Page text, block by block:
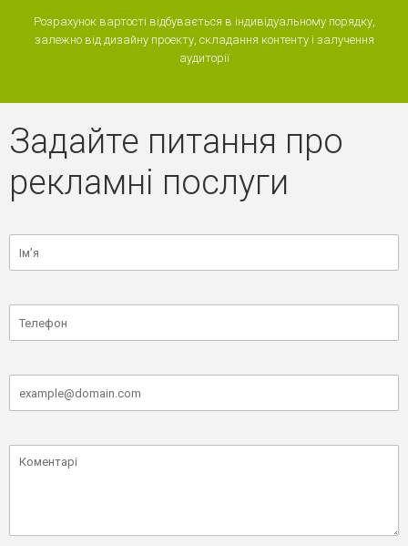
Розрахунок вартості відбувається в індивідуальному порядку,
залежно від дизайну проекту, складання контенту і залучення
аудиторії
Задайте питання про
рекламні послуги